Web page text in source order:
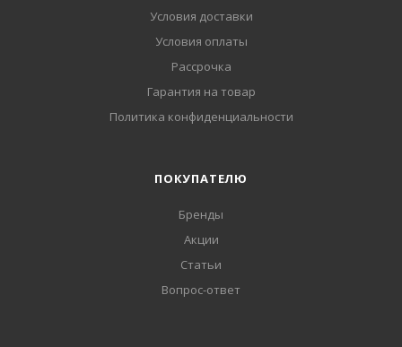
Условия доставки
Условия оплаты
Рассрочка
Гарантия на товар
Политика конфиденциальности
ПОКУПАТЕЛЮ
Бренды
Акции
Статьи
Вопрос-ответ